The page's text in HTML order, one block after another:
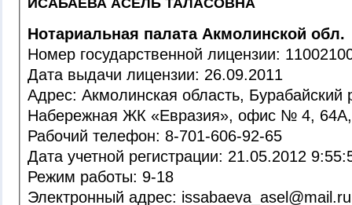
ИСАБАЕВА АСЕЛЬ ТАЛАСОВНА
Нотариальная палата Акмолинской обл.
Номер государственной лицензии:
Дата выдачи лицензии: 26.09.2011
Адрес: Акмолинская область, Бурабайский район, г.Щучинск,
Набережная ЖК «Евразия», офис № 4,
Рабочий телефон: 8-701-606-92-65
Дата учетной регистрации: 21.05.2012
Режим работы: 9-18
Электронный адрес: issabaeva_asel@mail.ru